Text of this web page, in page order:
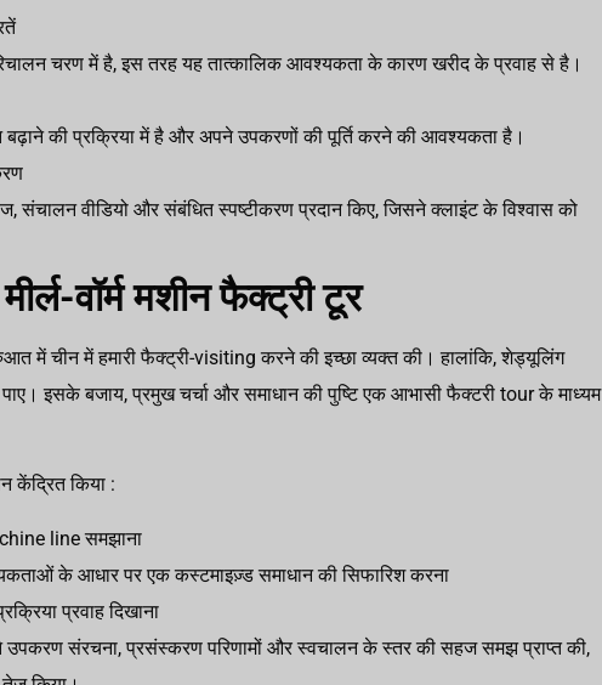
चरण में है, इस तरह यह तात्कालिक आवश्यकता के कारण खरीद के प्रवाह से है।
बढ़ाने की प्रक्रिया में है और अपने उपकरणों की पूर्ति करने की आवश्यकता है।
संचालन वीडियो और संबंधित स्पष्टीकरण प्रदान किए, जिसने क्लाइंट के विश्वास को
वॉर्म मशीन फैक्ट्री टूर
में चीन में हमारी फैक्ट्री-visiting करने की इच्छा व्यक्त की। हालांकि, शेड्यूलिंग
इसके बजाय, प्रमुख चर्चा और समाधान की पुष्टि एक आभासी फैक्टरी tour के माध्यम
केंद्रित किया :
line समझाना
के आधार पर एक कस्टमाइज़्ड समाधान की सिफारिश करना
प्रवाह दिखाना
उपकरण संरचना, प्रसंस्करण परिणामों और स्वचालन के स्तर की सहज समझ प्राप्त की,